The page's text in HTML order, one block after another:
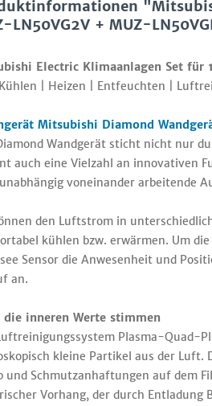
LN50VG2V + MUZ-
Electric Klimaanlagen Set
| Heizen | Entfeuchten |
Mitsubishi Diamond
Wandgerät sticht nicht nur
auch eine Vielzahl an innovativen
voneinander arbeitende
den Luftstrom in
kühlen bzw. erwärmen. Um
Sensor die Anwesenheit und
an.
die inneren Werte stimmen
Plasma-Quad-
kleine Partikel aus der
und Schmutzanhaftungen auf dem
Vorhang, der durch Entladung